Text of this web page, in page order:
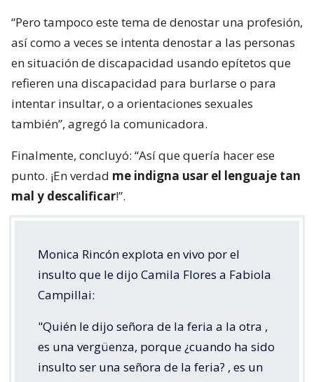
“Pero tampoco este tema de denostar una profesión,
así como a veces se intenta denostar a las personas
en situación de discapacidad usando epítetos que
refieren una discapacidad para burlarse o para
intentar insultar, o a orientaciones sexuales
también”, agregó la comunicadora.
Finalmente, concluyó: “Así que quería hacer ese
punto. ¡En verdad me indigna usar el lenguaje tan
mal y descalificar!”.
Monica Rincón explota en vivo por el
insulto que le dijo Camila Flores a Fabiola
Campillai:
"Quién le dijo señora de la feria a la otra ,
es una vergüenza, porque ¿cuando ha sido
insulto ser una señora de la feria? , es un